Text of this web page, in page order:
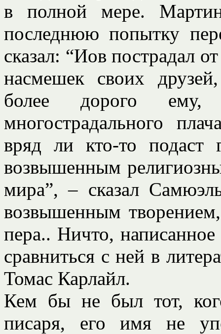
в полной мере.
последнюю попытку
сказал: “Иов пострадал
насмешек своих
более дорого
многострадального
вряд ли кто-то подаст
возвышенным
мира”, – сказал
возвышенным
пера.. Ничто,
сравниться с ней в
Томас Карлайл.
Кем бы не был тот,
писаря, его имя не